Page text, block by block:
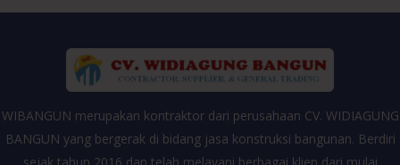
WIBANGUN merupakan kontraktor dari perusahaan CV. WIDIAGUNG
BANGUN yang bergerak di bidang jasa konstruksi bangunan. Berdiri